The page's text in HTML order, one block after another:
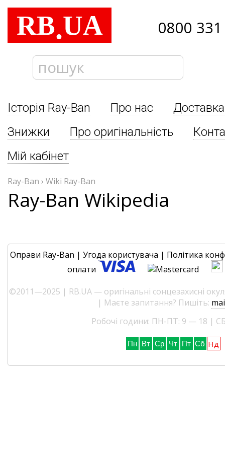
RB.UA 0800
Історія Ray-Ban Про нас
Знижки
Про оригінальність
Мій кабінет
Ray-Ban › Wiki Ray-Ban
Ray-Ban Wikipedia
Оправи Ray-Ban | Угода користувача | Політика
оплати
©2011—2025 | RB.UA — оригінальні сонцезахисні
| Маєте запитання? Пишіть:
Робочі години: ПН-ПТ: 9 — 18 |
Пн Вт Ср Чт Пт Сб Нд